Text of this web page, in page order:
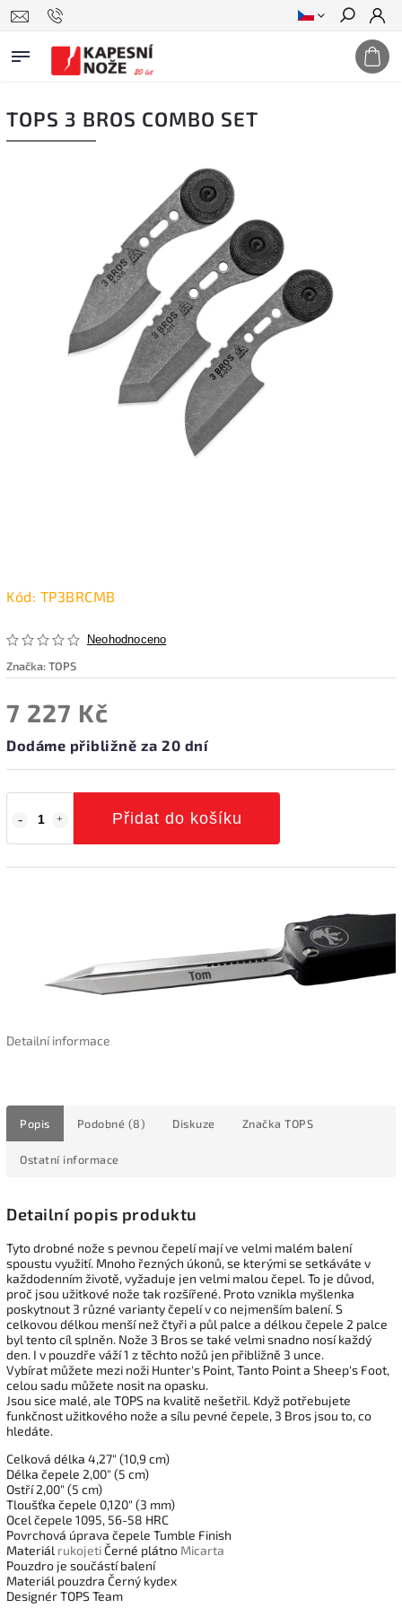
Hledat
TOPS 3 BROS COMBO SET
Kód: TP3BRCMB
Neohodnoceno
Značka:TOPS
7 227 Kč
Dodáme přibližně za 20 dní
Přidat do košíku
Detailní informace
Popis Podobné (8) Diskuze Značka TOPS
Ostatní informace
Detailní popis produktu
Tyto drobné nože s pevnou čepelí mají ve velmi malém balení
spoustu využití. Mnoho řezných úkonů, se kterými se setkáváte v
každodenním životě, vyžaduje jen velmi malou čepel. To je důvod,
proč jsou užitkové nože tak rozšířené. Proto vznikla myšlenka
poskytnout 3 různé varianty čepelí v co nejmenším balení. S
celkovou délkou menší než čtyři a půl palce a délkou čepele 2 palce
byl tento cíl splněn. Nože 3 Bros se také velmi snadno nosí každý
den. I v pouzdře váží 1 z těchto nožů jen přibližně 3 unce.
Vybírat můžete mezi noži Hunter's Point, Tanto Point a Sheep's Foot,
celou sadu můžete nosit na opasku.
Jsou sice malé, ale TOPS na kvalitě nešetřil. Když potřebujete
funkčnost užitkového nože a sílu pevné čepele, 3 Bros jsou to, co
hledáte.
Celková délka 4,27" (10,9 cm)
Délka čepele 2,00" (5 cm)
Ostří 2,00" (5 cm)
Tloušťka čepele 0,120" (3 mm)
Ocel čepele 1095, 56-58 HRC
Povrchová úprava čepele Tumble Finish
Materiál rukojetiČerné plátno Micarta
Pouzdro je součástí balení
Materiál pouzdra Černý kydex
Designér TOPS Team